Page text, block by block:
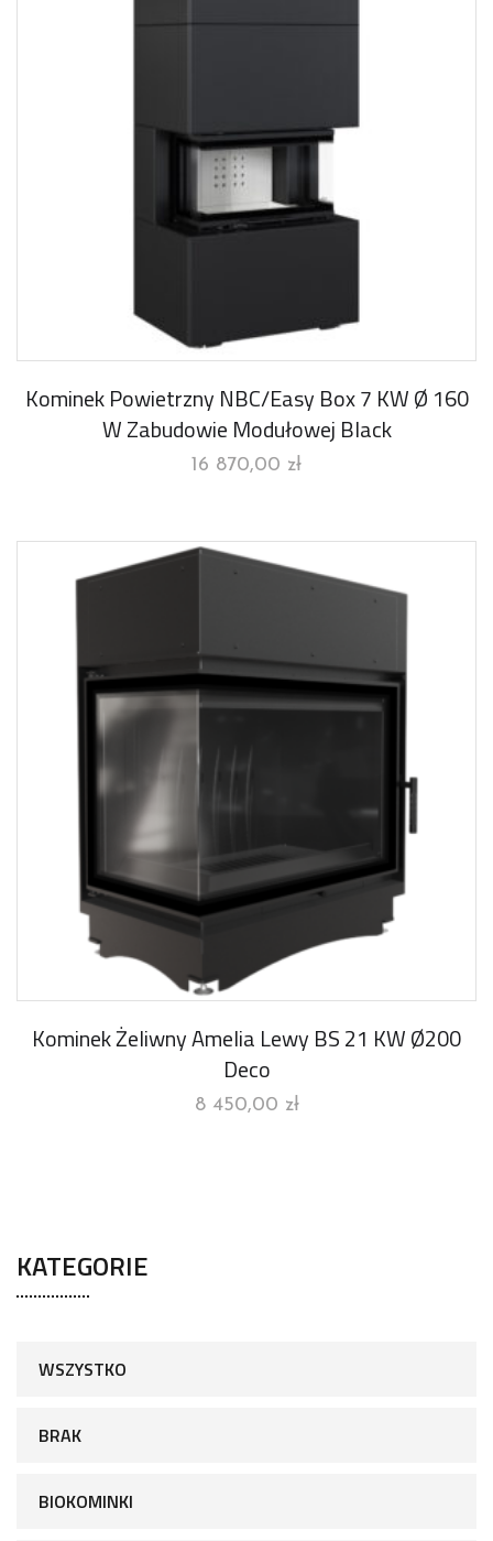
Kominek Powietrzny NBC/Easy Box 7 KW Ø 160
W Zabudowie Modułowej Black
16 870,00 zł
Kominek Żeliwny Amelia Lewy BS 21 KW Ø200
Deco
8 450,00 zł
KATEGORIE
WSZYSTKO
BRAK
BIOKOMINKI